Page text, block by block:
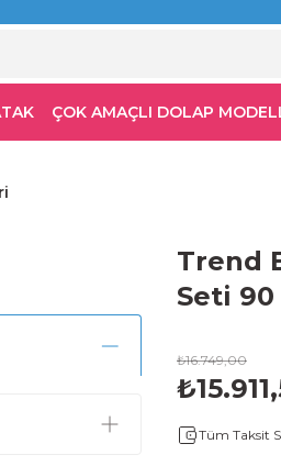
ÇOK AMAÇLI DOLAP
Trend
Seti 90
₺16.749,00
Tüm Taksit